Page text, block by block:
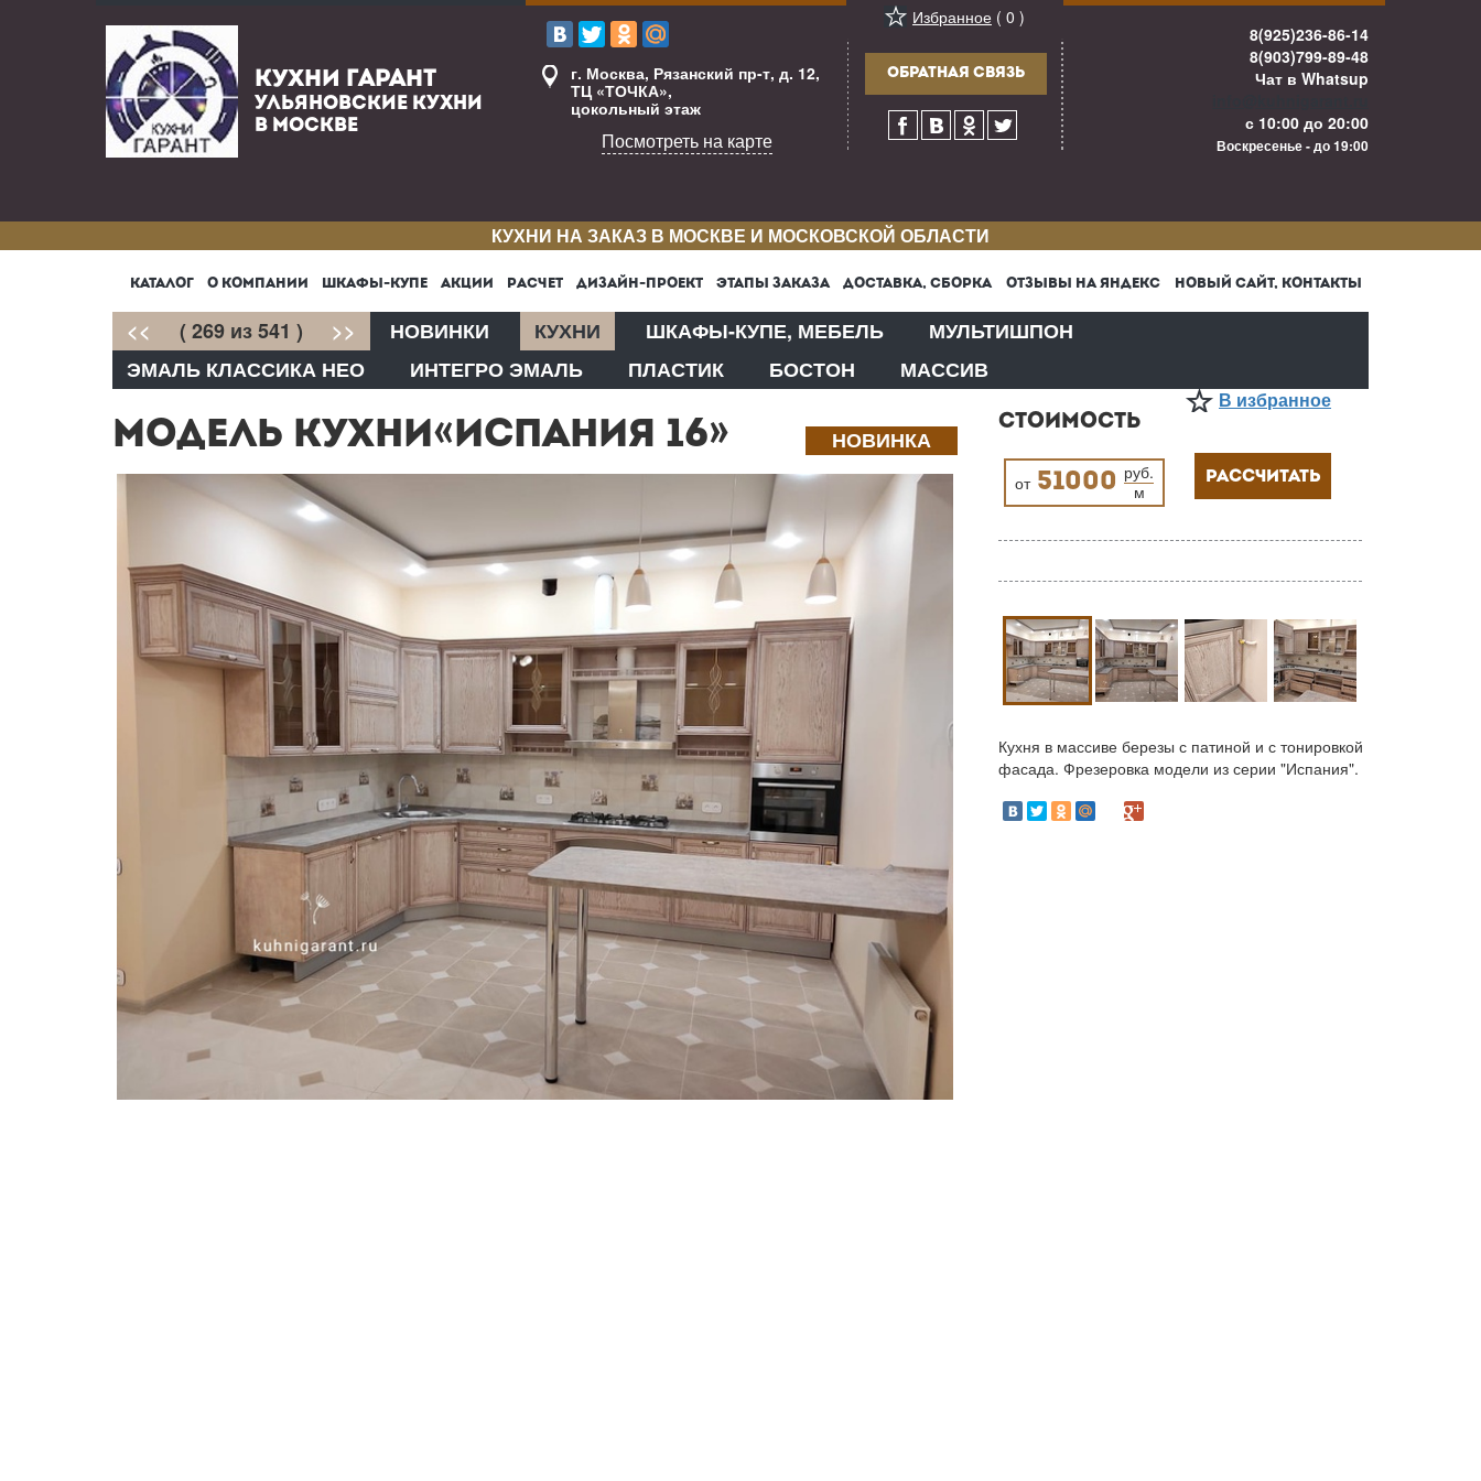
КУХНИ ГАРАНТ
УЛЬЯНОВСКИЕ КУХНИ
В МОСКВЕ
г. Москва, Рязанский пр-т, д. 12,
ТЦ «ТОЧКА»,
цокольный этаж
Посмотреть на карте
Избранное ( 0 )
ОБРАТНАЯ СВЯЗЬ
8(925)236-86-14
8(903)799-89-48
Чат в Whatsup
с 10:00 до 20:00
Воскресенье - до 19:00
КУХНИ НА ЗАКАЗ В МОСКВЕ И МОСКОВСКОЙ ОБЛАСТИ
КАТАЛОГ О КОМПАНИИ ШКАФЫ-КУПЕ АКЦИИ РАСЧЕТ ДИЗАЙН-ПРОЕКТ ЭТАПЫ ЗАКАЗА ДОСТАВКА, СБОРКА ОТЗЫВЫ НА ЯНДЕКС НОВЫЙ САЙТ, КОНТАКТЫ
<< ( 269 из 541 ) >> НОВИНКИ КУХНИ ШКАФЫ-КУПЕ, МЕБЕЛЬ
МУЛЬТИШПОН
ЭМАЛЬ КЛАССИКА НЕО
ИНТЕГРО ЭМАЛЬ ПЛАСТИК БОСТОН МАССИВ
НОВИНКА
МОДЕЛЬ КУХНИ«ИСПАНИЯ 16»
В избранное
СТОИМОСТЬ
от 51000 руб.
м
РАССЧИТАТЬ
Кухня в массиве березы с патиной и с тонировкой
фасада. Фрезеровка модели из серии "Испания".